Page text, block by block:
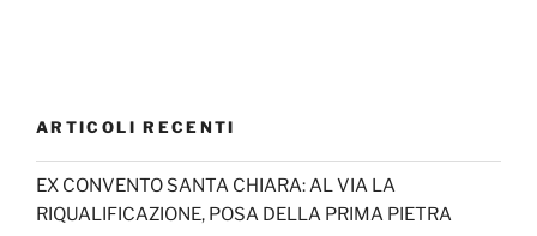
ARTICOLI RECENTI
EX CONVENTO SANTA CHIARA: AL VIA LA
RIQUALIFICAZIONE, POSA DELLA PRIMA PIETRA